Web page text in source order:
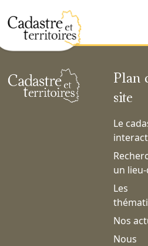
Plan
site
Le
un
Les
Nos
Nous